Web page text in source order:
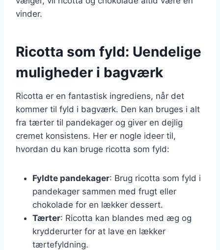
vinder.
Ricotta som fyld: Uendelige
muligheder i bagværk
Ricotta er en fantastisk ingrediens, når det
kommer til fyld i bagværk. Den kan bruges i alt
fra tærter til pandekager og giver en dejlig
cremet konsistens. Her er nogle ideer til,
hvordan du kan bruge ricotta som fyld:
Fyldte pandekager: Brug ricotta som fyld i
pandekager sammen med frugt eller
chokolade for en lækker dessert.
Tærter: Ricotta kan blandes med æg og
krydderurter for at lave en lækker
tærtefyldning.